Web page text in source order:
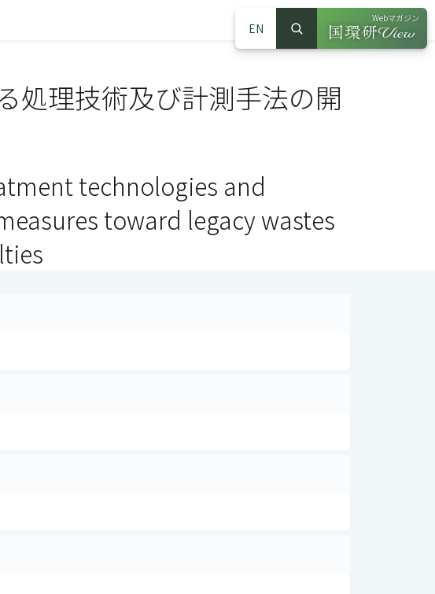
EN
サイト内検索
検索
Webマガジン
（別ウインドウ
処理技術及び計測手法の開
technologies and
toward legacy wastes